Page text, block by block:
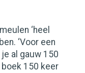
‘heel
‘Voor een
al gauw 150
boek 150 keer